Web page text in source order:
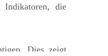
Indikatoren, die
Dies zeigt